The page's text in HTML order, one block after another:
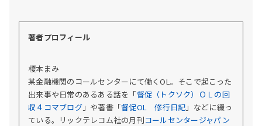
著者プロフィール
榎本まみ
某金融機関のコールセンターにて働くOL。そこで起こった
出来事や日常のあるある話を「督促（トクソク）ＯＬの回
収４コマブログ」や著書「督促OL 修行日記 」などに綴っ
ている。
リックテレコム社の月刊コールセンタージャパン